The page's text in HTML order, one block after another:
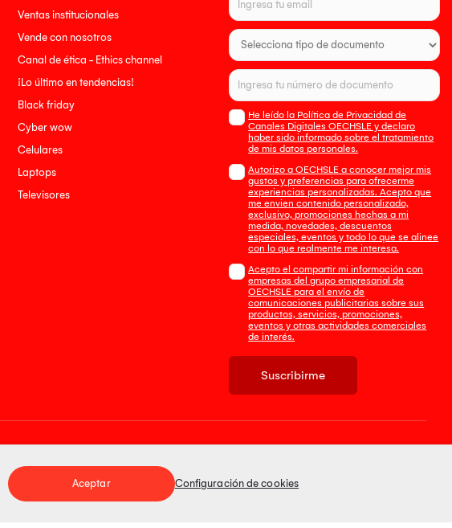
Ventas institucionales
Vende con nosotros
Canal de ética - Ethics channel
¡Lo último en tendencias!
Black friday
Cyber wow
Celulares
Laptops
Televisores
He leído la Política de Privacidad de
Canales Digitales OECHSLE y declaro
haber sido informado sobre el tratamiento
de mis datos personales.
Autorizo a OECHSLE a conocer mejor mis
gustos y preferencias para ofrecerme
experiencias personalizadas. Acepto que
me envien contenido personalizado,
exclusivo, promociones hechas a mi
medida, novedades, descuentos
especiales, eventos y todo lo que se alinee
con lo que realmente me interesa.
Acepto el compartir mi información con
empresas del grupo empresarial de
OECHSLE para el envío de
comunicaciones publicitarias sobre sus
productos, servicios, promociones,
eventos y otras actividades comerciales
de interés.
Suscribirme
Tienda 100% Segura
Aceptar Configuración de cookies